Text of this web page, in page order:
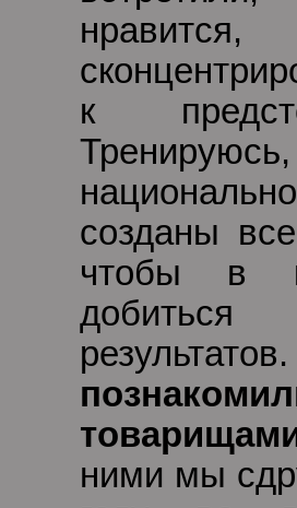
к
созданы
чтобы в
ними мы